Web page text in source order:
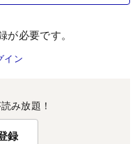
必要です。
イン
み放題！
録